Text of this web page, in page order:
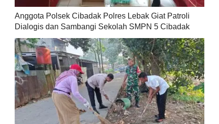
Anggota Polsek Cibadak Polres Lebak Giat Patroli
Dialogis dan Sambangi Sekolah SMPN 5 Cibadak